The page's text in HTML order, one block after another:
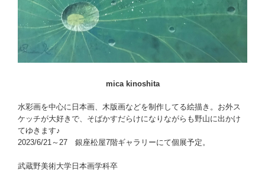
mica kinoshita
水彩画を中心に日本画、木版画などを制作してる絵描き。お外ス
ケッチが大好きで、そばかすだらけになりながらも野山に出かけ
てゆきます♪
2023/6/21～27 銀座松屋7階ギャラリーにて個展予定。
武蔵野美術大学日本画学科卒